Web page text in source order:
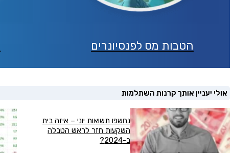
הטבות מס לפנסיונרים
אולי יעניין אותך קרנות השתלמות
נחשפו תשואות יוני – איזה בית
השקעות חזר לראש הטבלה
ב-2024?